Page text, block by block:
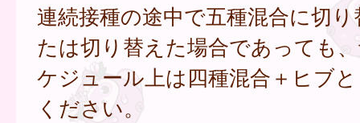
連続接種の途中で五種混合に切
たは切り替えた場合であっても
ケジュール上は四種混合＋ヒブ
ください。